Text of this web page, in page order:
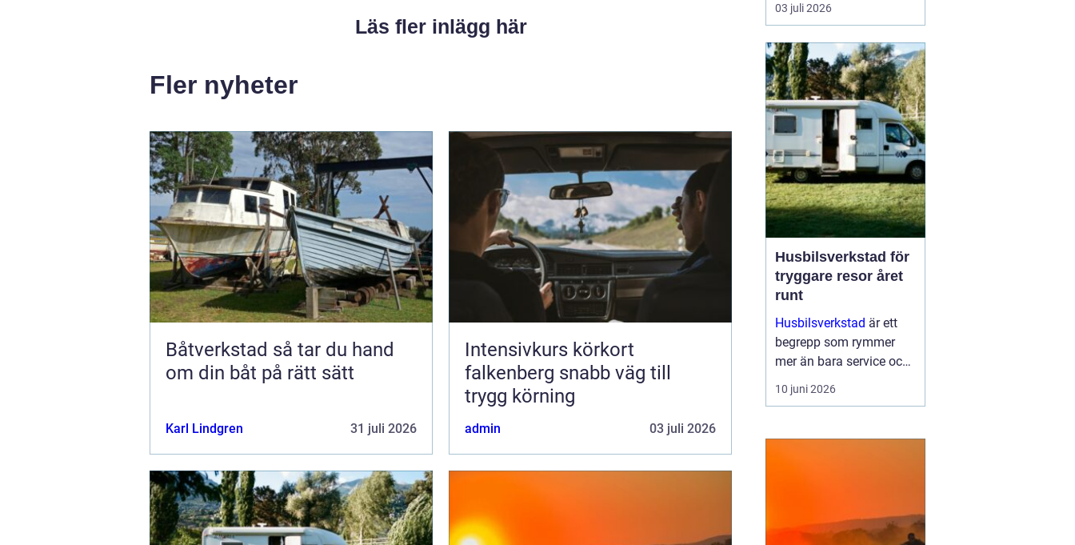
Läs fler inlägg här
Fler nyheter
Båtverkstad så tar du hand
om din båt på rätt sätt
Karl Lindgren 31 juli 2026
Intensivkurs körkort
falkenberg snabb väg till
trygg körning
admin 03 juli 2026
på kvaliteten. För den
Falkenberg kan en
välplanerad
intensivutbildning
innebära att körkortet är
i handen på bara några
veckor. Nyckeln h...
03 juli 2026
Husbilsverkstad för
tryggare resor året
runt
Husbilsverkstad är ett
begrepp som rymmer
mer än bara service och
reparationer. En välskött
husbil ger trygghet,
vägen. G...
10 juni 2026